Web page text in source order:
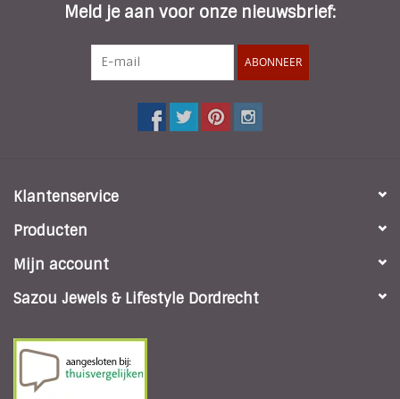
Meld je aan voor onze nieuwsbrief:
ABONNEER
Klantenservice
Producten
Mijn account
Sazou Jewels & Lifestyle Dordrecht